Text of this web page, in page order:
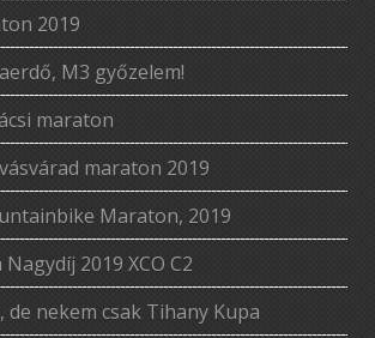
2019
M3 győzelem!
maraton
maraton 2019
Maraton, 2019
2019 XCO C2
de nekem csak Tihany Kupa